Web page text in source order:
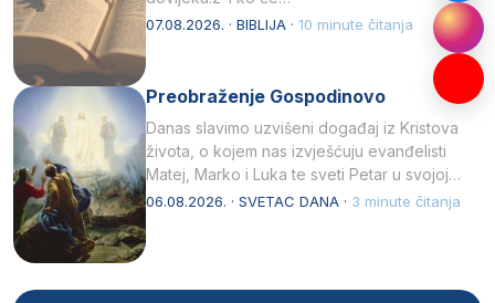
07.08.2026. · BIBLIJA · 10 minute čitanja
Preobraženje Gospodinovo
Danas slavimo uzvišeni događaj iz Kristova
života, o kojem nas izvješćuju evanđelisti
Matej, Marko i Luka te sveti Petar u svojoj
drugoj…
06.08.2026. · SVETAC DANA · 3 minute čitanja